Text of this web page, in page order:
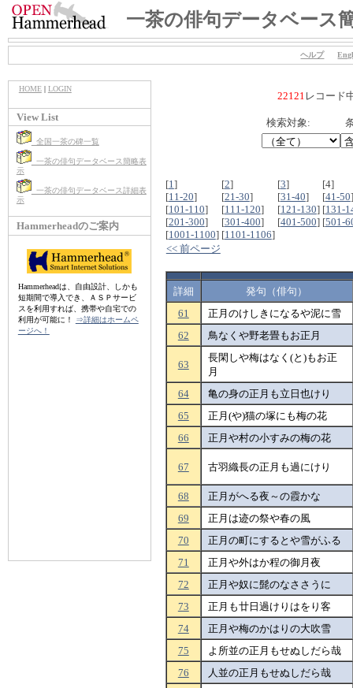
一茶の俳句データベース
ヘルプ
HOME| LOGIN
View List
全国一茶の碑一覧
一茶の俳句データベース簡略表
示
一茶の俳句データベース詳細表
示
Hammerheadのご案内
Hammerheadは、自由設計、しかも
短期間で導入でき、ＡＳＰサービ
スを利用すれば、携帯や自宅での
利用が可能に！
⇒詳細はホームペ
ージへ！
22121 レコード
検索対象:
[1] [2] [3]
[4]
[11-20] [21-30] [31-40] [41-50
[101-110] [111-120] [121-130] [131-
[201-300] [301-400] [401-500] [501-
[1001-1100] [1101-1106]
<< 前ページ
詳細
発句（俳句）
61
正月のけしきになるや泥に雪
62
鳥なくや野老畳もお正月
63
長閑しや梅はなく(と)もお正
月
64
亀の身の正月も立日也けり
65
正月(や)猫の塚にも梅の花
66
正月や村の小すみの梅の花
67 古羽織長の正月も過にけり
68
正月がへる夜～の霞かな
69
正月は迹の祭や春の風
70
正月の町にするとや雪がふる
71
正月や外はか程の御月夜
72
正月や奴に髭のなささうに
73
正月も廿日過けりはをり客
74
正月や梅のかはりの大吹雪
75
よ所並の正月もせぬしだら哉
76
人並の正月もせぬしだら哉